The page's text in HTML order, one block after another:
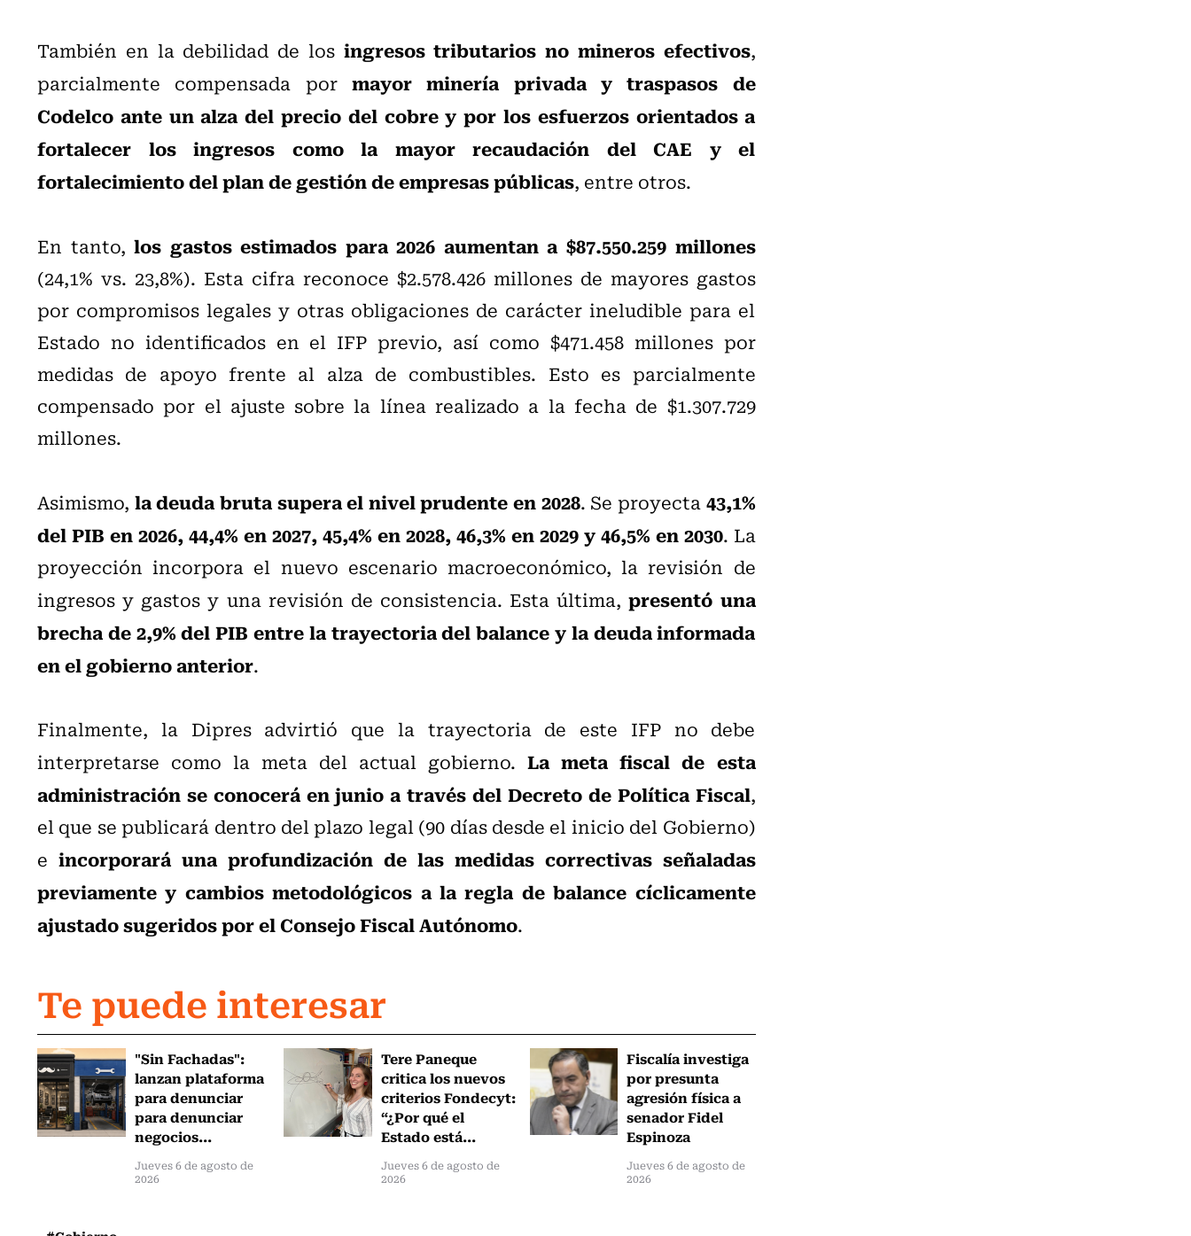
También en la debilidad de los ingresos tributarios no mineros efectivos,
parcialmente compensada por mayor minería privada y traspasos de
Codelco ante un alza del precio del cobre y por los esfuerzos orientados a
fortalecer los ingresos como la mayor recaudación del CAE y el
fortalecimiento del plan de gestión de empresas públicas, entre otros.
En tanto,los gastos estimados para 2026 aumentan a $87.550.259 millones
(24,1% vs. 23,8%). Esta cifra reconoce $2.578.426 millones de mayores gastos
por compromisos legales y otras obligaciones de carácter ineludible para el
Estado no identificados en el IFP previo, así como $471.458 millones por
medidas de apoyo frente al alza de combustibles. Esto es parcialmente
compensado por el ajuste sobre la línea realizado a la fecha de $1.307.729
millones.
Asimismo, la deuda bruta supera el nivel prudente en 2028. Se proyecta43,1%
del PIB en 2026, 44,4% en 2027, 45,4% en 2028, 46,3% en 2029 y 46,5% en 2030. La
proyección incorpora el nuevo escenario macroeconómico, la revisión de
ingresos y gastos y una revisión de consistencia. Esta última,presentó una
brecha de 2,9% del PIB entre la trayectoria del balance y la deuda informada
en el gobierno anterior.
Finalmente, la Dipres advirtió que la trayectoria de este IFP no debe
interpretarse como la meta del actual gobierno.La meta fiscal de esta
administración se conocerá en junio a través del Decreto de Política Fiscal,
el que se publicará dentro del plazo legal (90 días desde el inicio del Gobierno)
e incorporará una profundización de las medidas correctivas señaladas
previamente y cambios metodológicos a la regla de balance cíclicamente
ajustado sugeridos por el Consejo Fiscal Autónomo.
Te puede interesar
"Sin Fachadas":
lanzan plataforma
para denunciar
para denunciar
negocios...
Jueves 6 de agosto de
2026
Tere Paneque
critica los nuevos
criterios Fondecyt:
“¿Por qué el
Estado está...
Jueves 6 de agosto de
2026
Fiscalía investiga
por presunta
agresión física a
senador Fidel
Espinoza
Jueves 6 de agosto de
2026